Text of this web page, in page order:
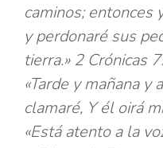
caminos; entonces
y perdonaré sus
tierra.» 2 Crónicas
«Tarde y mañana y
clamaré, Y él oirá
«Está atento a la